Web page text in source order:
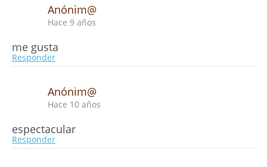
Anónim@
Hace 9 años
me gusta
Responder
Anónim@
Hace 10 años
espectacular
Responder